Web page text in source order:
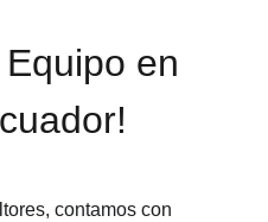
en
contamos con